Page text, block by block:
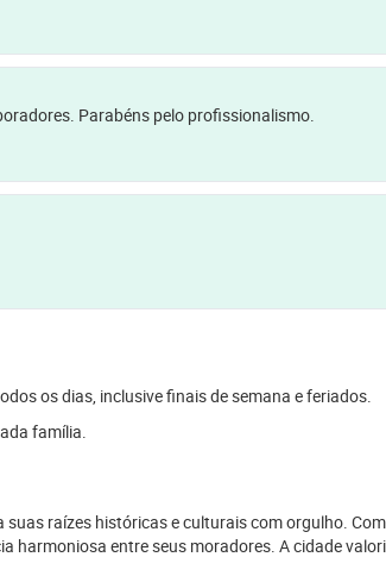
Parabéns pelo profissionalismo.
os dias, inclusive finais de semana e feriados.
família.
raízes históricas e culturais com orgulho.
harmoniosa entre seus moradores. A cidade